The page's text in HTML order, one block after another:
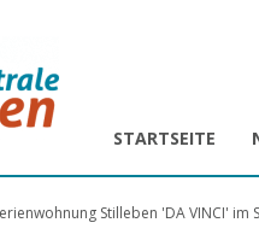
STARTSEITE
Stilleben 'DA VINCI' im